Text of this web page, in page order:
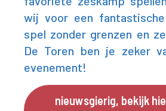
wij voor een
spel zonder grenzen en
De Toren ben je zeker
evenement!
nieuwsgierig, bekijk